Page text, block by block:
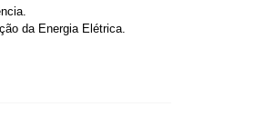
da Energia Elétrica.